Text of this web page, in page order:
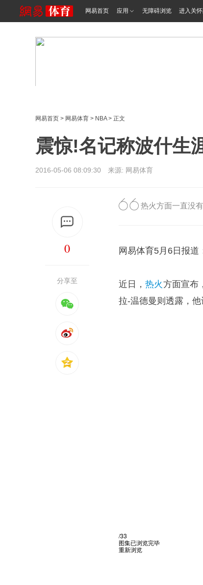
网易首页 应用 无障碍浏览 进入关
网易首页 > 网易体育 > NBA> 正文
震惊!名记称波什生
2016-05-06 08:09:30 来源: 网易体育
0
分享至
热火方面一直没
网易体育5月6日报道
近日，热火方面宣布
拉-温德曼则透露，他
/33
图集已浏览完毕
重新浏览